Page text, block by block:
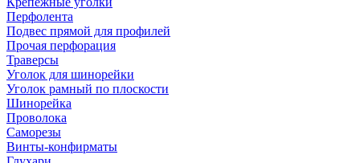
Перфолента
Подвес прямой для профилей
Прочая перфорация
Траверсы
Уголок для шинорейки
Уголок рамный по плоскости
Шинорейка
Проволока
Саморезы
Винты-конфирматы